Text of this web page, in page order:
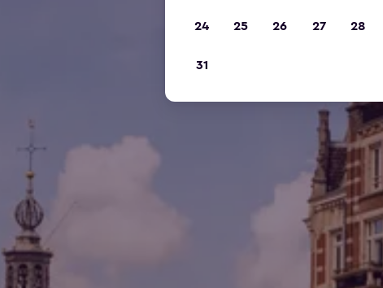
24 25 26 27 28
31